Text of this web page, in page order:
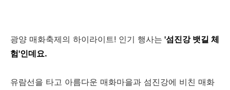
광양 매화축제의 하이라이트! 인기 행사는 '섬진강 뱃길 체
험'인데요.
유람선을 타고 아름다운 매화마을과 섬진강에 비친 매화